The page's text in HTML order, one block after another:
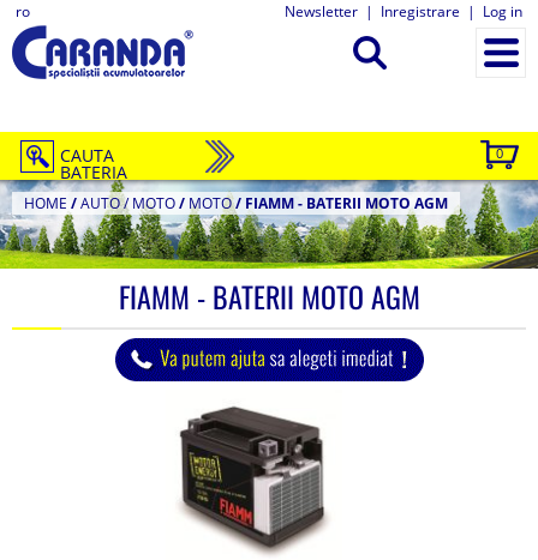
ro Newsletter | Inregistrare | Log in
0
CAUTA
BATERIA
HOME /AUTO / MOTO/ MOTO/ FIAMM - BATERII MOTO AGM
FIAMM - BATERII MOTO AGM